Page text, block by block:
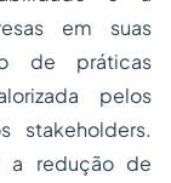
em suas
de práticas
pelos
stakeholders.
a redução de